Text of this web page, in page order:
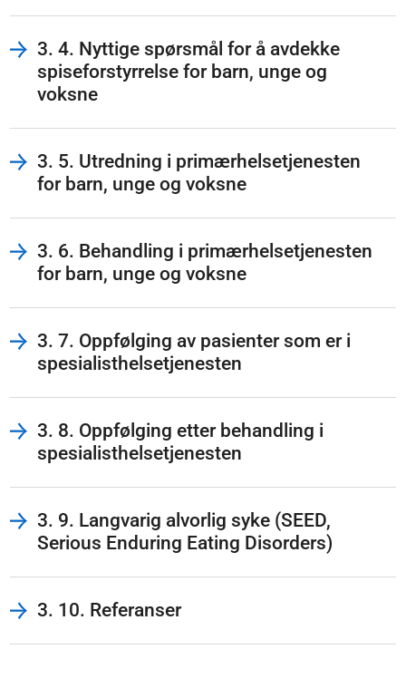
3. 4. Nyttige spørsmål for å avdekke
spiseforstyrrelse for barn, unge og
voksne
3. 5. Utredning i primærhelsetjenesten
for barn, unge og voksne
3. 6. Behandling i primærhelsetjenesten
for barn, unge og voksne
3. 7. Oppfølging av pasienter som er i
spesialisthelsetjenesten
3. 8. Oppfølging etter behandling i
spesialisthelsetjenesten
3. 9. Langvarig alvorlig syke (SEED,
Serious Enduring Eating Disorders)
3. 10. Referanser